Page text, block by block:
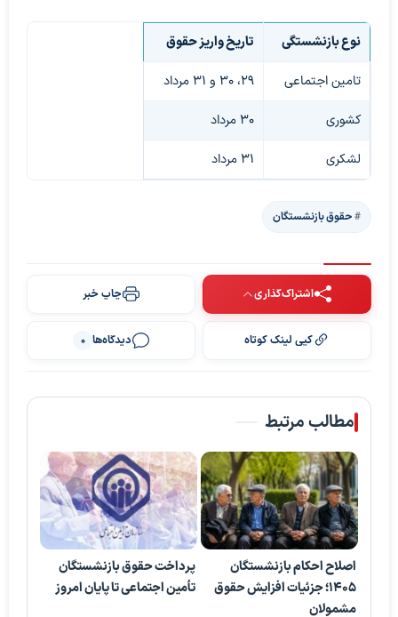
نوع بازنشستگی تاریخ واریز حقوق
تامین اجتماعی ۲۹، ۳۰ و ۳۱ مرداد
کشوری ۳۰ مرداد
لشکری ۳۱ مرداد
حقوق بازنشستگان
اشتراک‌گذاری چاپ خبر
کپی لینک کوتاه دیدگاه‌ها 0
مطالب مرتبط
اصلاح احکام بازنشستگان
۱۴۰۵؛ جزئیات افزایش حقوق
مشمولان
پرداخت حقوق بازنشستگان
تأمین اجتماعی تا پایان امروز